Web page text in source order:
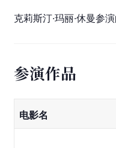
克莉斯汀·玛丽·休曼参
参演作品
电影名